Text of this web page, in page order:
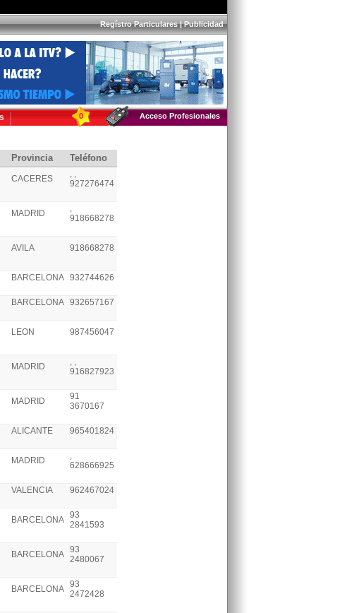
Regístro Particulares|Publicidad
0 Acceso Profesionales
Provincia Teléfono
CACERES
, ,
927276474
MADRID
,
918668278
AVILA 918668278
BARCELONA 932744626
BARCELONA 932657167
LEON 987456047
MADRID
, ,
916827923
MADRID
91
3670167
ALICANTE 965401824
MADRID
,
628666925
VALENCIA 962467024
BARCELONA 93
2841593
BARCELONA 93
2480067
BARCELONA 93
2472428